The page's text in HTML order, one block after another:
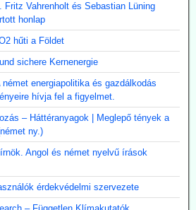
Fritz Vahrenholt és Sebastian Lüning
honlap
hűti a Földet
sichere Kernenergie
energiapolitika és gazdálkodás
hívja fel a figyelmet.
– Háttéranyagok | Meglepő tények a
ny.)
Angol és német nyelvű írások
érdekvédelmi szervezete